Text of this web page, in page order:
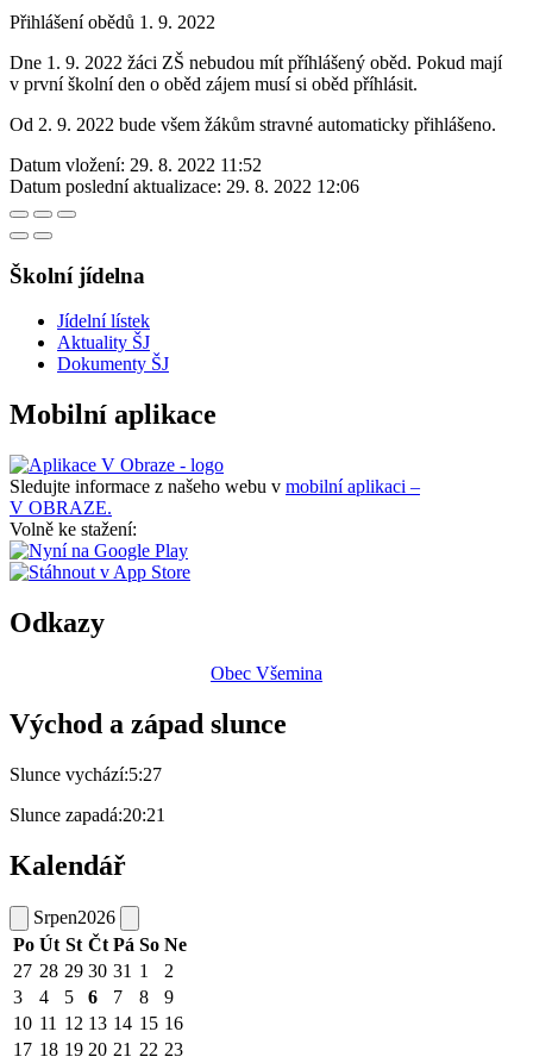
Přihlášení obědů 1. 9. 2022
Dne 1. 9. 2022 žáci ZŠ nebudou mít příhlášený oběd. Pokud mají
v první školní den o oběd zájem musí si oběd příhlásit.
Od 2. 9. 2022 bude všem žákům stravné automaticky přihlášeno.
Datum vložení: 29. 8. 2022 11:52
Datum poslední aktualizace: 29. 8. 2022 12:06
Školní jídelna
Jídelní lístek
Aktuality ŠJ
Dokumenty ŠJ
Mobilní aplikace
Sledujte informace z našeho webu v mobilní aplikaci –
V OBRAZE.
Volně ke stažení:
Odkazy
Obec Všemina
Východ a západ slunce
Slunce vychází:5:27
Slunce zapadá:20:21
Kalendář
Srpen2026
Po Út St Čt Pá So Ne
27 28 29 30 31 1
2
3
4 5 6 7 8
9
10 11 12 13 14 15 16
17 18 19 20 21 22 23